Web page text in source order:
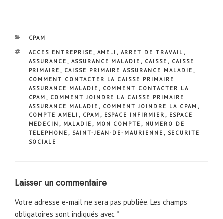
CATÉGORIES
CPAM
ÉTIQUETTES
ACCES ENTREPRISE , AMELI , ARRET DE TRAVAIL ,
ASSURANCE , ASSURANCE MALADIE , CAISSE , CAISSE
PRIMAIRE , CAISSE PRIMAIRE ASSURANCE MALADIE ,
COMMENT CONTACTER LA CAISSE PRIMAIRE
ASSURANCE MALADIE , COMMENT CONTACTER LA
CPAM , COMMENT JOINDRE LA CAISSE PRIMAIRE
ASSURANCE MALADIE , COMMENT JOINDRE LA CPAM ,
COMPTE AMELI , CPAM , ESPACE INFIRMIER , ESPACE
MEDECIN , MALADIE , MON COMPTE , NUMERO DE
TELEPHONE , SAINT-JEAN-DE-MAURIENNE , SECURITE
SOCIALE
Laisser un commentaire
Votre adresse e-mail ne sera pas publiée. Les champs
obligatoires sont indiqués avec *